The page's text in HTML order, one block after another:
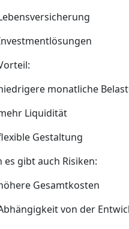
monatliche
Liquidität
Gestaltung
es gibt auch Risiken:
Gesamtkosten
von der